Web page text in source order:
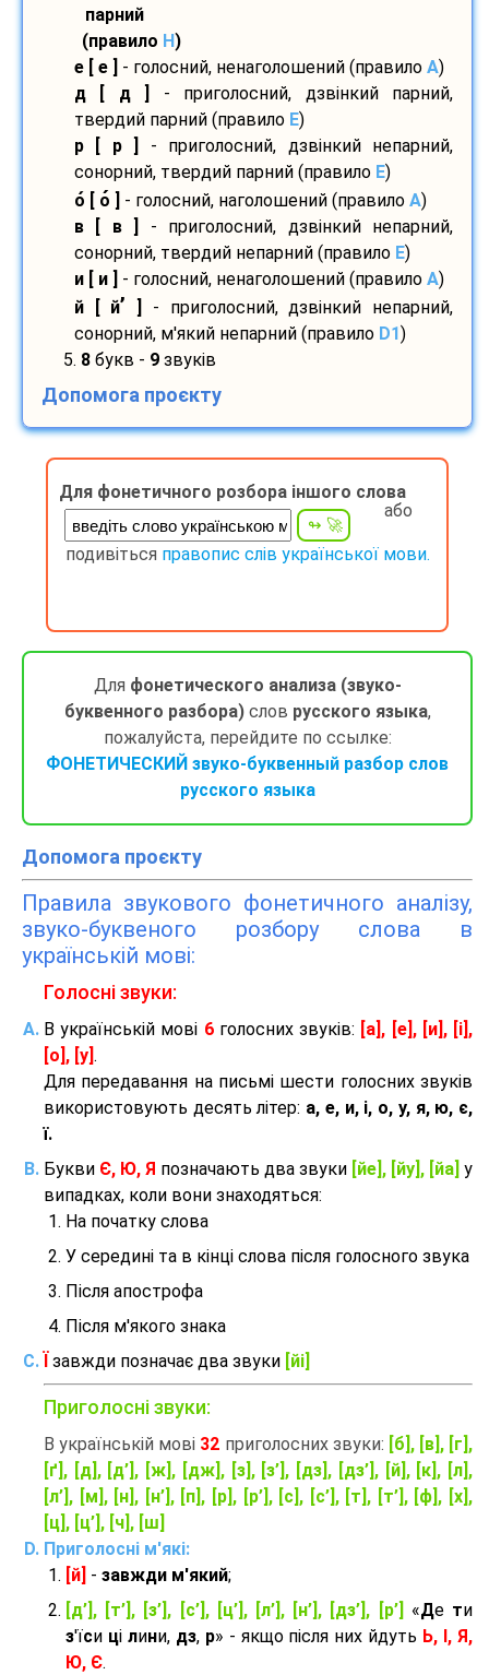
парний
(правило H)
е [ е ]
- голосний, ненаголошений (правило A)
д [ д ]
- приголосний, дзвінкий парний,
твердий парний (правило E)
р [ р ]
- приголосний, дзвінкий непарний,
сонорний, твердий парний (правило E)
о [ о - голосний, наголошений (правило A)
в [ в ]
- приголосний, дзвінкий непарний,
сонорний, твердий непарний (правило E)
и [ и ]
- голосний, ненаголошений (правило A)
й [ й’
- приголосний, дзвінкий непарний,
сонорний, м'який непарний (правило D1)
5. 8 букв - 9 звуків
Допомога проєкту
Для фонетичного розбора іншого слова
або
подивіться правопис слів української мови.
Для фонетического анализа (звуко-
буквенного разбора)слов русского языка,
пожалуйста, перейдите по ссылке:
ФОНЕТИЧЕСКИЙ звуко-буквенный разбор слов
русского языка
Допомога проєкту
Правила звукового фонетичного аналізу,
звуко-буквеного розбору слова в
українській мові:
Голосні звуки:
В українській мові 6голосних звуків:
[а], [е], [и], [і],
[о], [у] .
Для передавання на письмі шести голосних звуків
використовують десять літер: а, е, и, і, о, у, я, ю, є,
ї.
Букви Є, Ю, Я позначають два звуки [йе], [йу], [йа] у
випадках, коли вони знаходяться:
На початку слова
У середині та в кінці слова після голосного звука
Після апострофа
Після м'якого знака
завжди позначає два звуки [йі]
Приголосні звуки:
В українській мові 32 приголосних звуки: [б], [в], [г],
[ґ], [д], [д’], [ж], [дж], [з], [з’], [дз], [дз’], [й], [к], [л],
[л’], [м], [н], [н’], [п], [р], [р’], [с], [с’], [т], [т’], [ф], [х],
[ц], [ц’], [ч], [ш]
Приголосні м'які:
[й] - завжди м'який;
[д’], [т’], [з’], [с’], [ц’], [л’], [н’], [дз’], [р’]
«Де ти
з'їси ці лини, дз, р» - якщо після них йдуть Ь, І, Я,
Ю, Є.